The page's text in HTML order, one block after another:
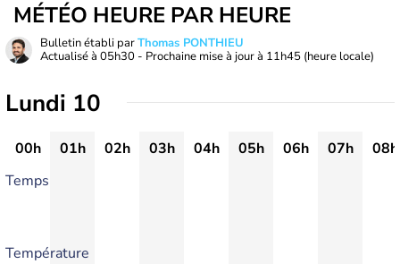
MÉTÉO HEURE PAR HEURE
Bulletin établi parThomas PONTHIEU
Actualisé à 05h30 - Prochaine mise à jour à 11h45 (heure locale)
Lundi 10
00h 01h 02h 03h 04h 05h 06h 07h
08h
Temps
Température